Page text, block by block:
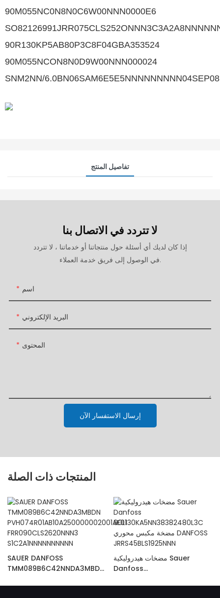
90M055NC0N8N0C6W00NNN0000E6
90R130KP5AB80P3C8F04GBA353524
90M055NCON8N0D9W00NNN000024
SNM2NN/6.0BN06SAM6E5E5NNNNNNNNN04SEP08
تفاصيل المنتج
لا تتردد في الاتصال بنا
إذا كان لديك أي أسئلة حول منتجاتنا أو خدماتنا ، لا تتردد
في الوصول إلى فريق خدمة العملاء.
اسم
البريد الإلكتروني
المحتوى
إرسال الاستفسار الآن
المنتجات ذات الصلة
SAUER DANFOSS
TMM089B6C42NNDA3MBDN
مضخات هيدروليكية Sauer
Danfoss